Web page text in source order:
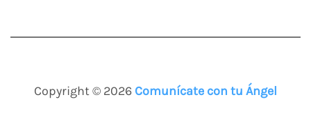
Copyright © 2026 Comunícate con tu Ángel